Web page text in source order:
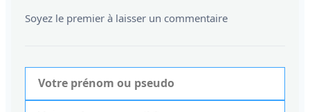
Soyez le premier à laisser un commentaire